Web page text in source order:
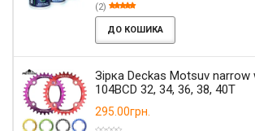
(2)
ДО КОШИКА
Зірка Deckas Motsuv narrow
104BCD 32, 34, 36, 38, 40T
295.00грн.